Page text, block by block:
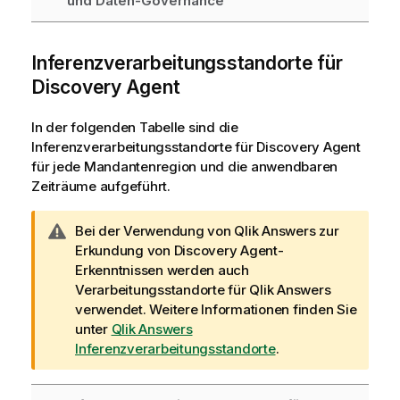
w
e
s
s
Inferenzverarbeitungsstandorte für
Discovery Agent
In der folgenden Tabelle sind die
Inferenzverarbeitungsstandorte für Discovery Agent
für jede Mandantenregion und die anwendbaren
Zeiträume aufgeführt.
W
a
r
n
h
i
n
w
e
Bei der Verwendung von Qlik Answerszur
Erkundung von Discovery Agent-
Erkenntnissen werden auch
Verarbeitungsstandorte für Qlik Answers
verwendet. Weitere Informationen finden Sie
unter Qlik Answers
Inferenzverarbeitungsstandorte.